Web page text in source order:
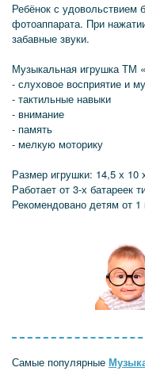
Ребёнок с удовольствием
фотоаппарата. При
забавные звуки.
Музыкальная игрушка ТМ
- слуховое восприятие и
- тактильные навыки
- внимание
- память
- мелкую моторику
Размер игрушки: 14,5 х
Работает от 3-х батареек
Рекомендовано детям от 1
Самые популярные